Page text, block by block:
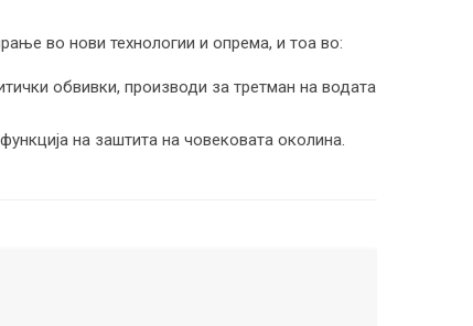
во нови технологии и опрема, и тоа во:
обвивки, производи за третман на водата
на заштита на човековата околина.